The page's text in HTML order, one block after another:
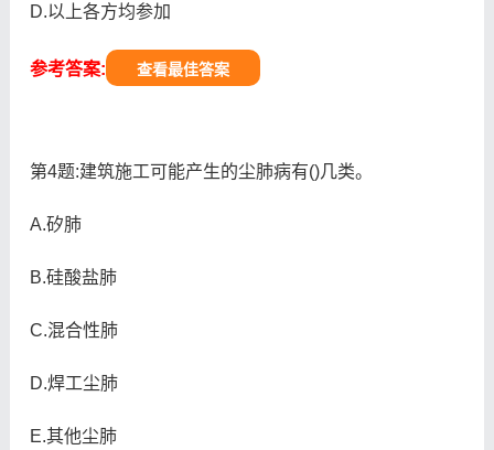
D.以上各方均参加
参考答案: 查看最佳答案
第4题:建筑施工可能产生的尘肺病有()几类。
A.矽肺
B.硅酸盐肺
C.混合性肺
D.焊工尘肺
E.其他尘肺